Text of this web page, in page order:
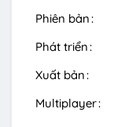
Phiên bản
Phát triển
Xuất bản
Multiplayer